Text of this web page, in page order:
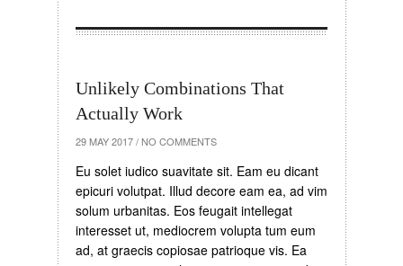
Unlikely Combinations That
Actually Work
29 MAY 2017 / NO COMMENTS
Eu solet iudico suavitate sit. Eam eu dicant
epicuri volutpat. Illud decore eam ea, ad vim
solum urbanitas. Eos feugait intellegat
interesset ut, mediocrem volupta tum eum
ad, at graecis copiosae patrioque vis. Ea